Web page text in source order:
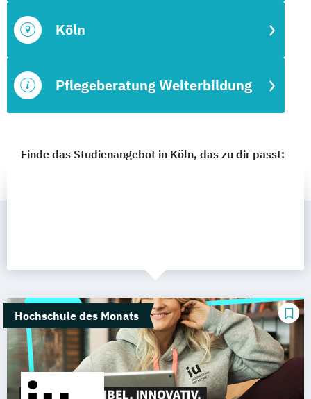
Pflegeberatung Weiterbildung
Köln
Finde das Studienangebot in Köln, das zu dir passt:
Hochschule des Monats